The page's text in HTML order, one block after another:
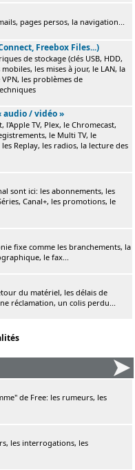
pages persos, la navigation...
Freebox Files...)
de stockage (clés USB, HDD,
les mises à jour, le LAN, la
les problèmes de
audio / vidéo »
l'Apple TV, Plex, le Chromecast,
le Multi TV, le
Replay, les radios, la lecture des
sont ici: les abonnements, les
Canal+, les promotions, le
fixe comme les branchements, la
le fax...
du matériel, les délais de
réclamation, un colis perdu...
de Free: les rumeurs, les
les interrogations, les